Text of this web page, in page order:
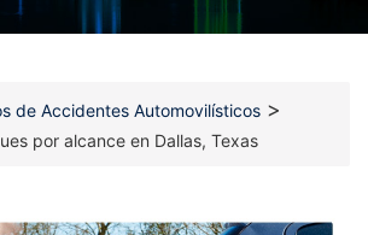
de Accidentes Automovilísticos >
por alcance en Dallas, Texas